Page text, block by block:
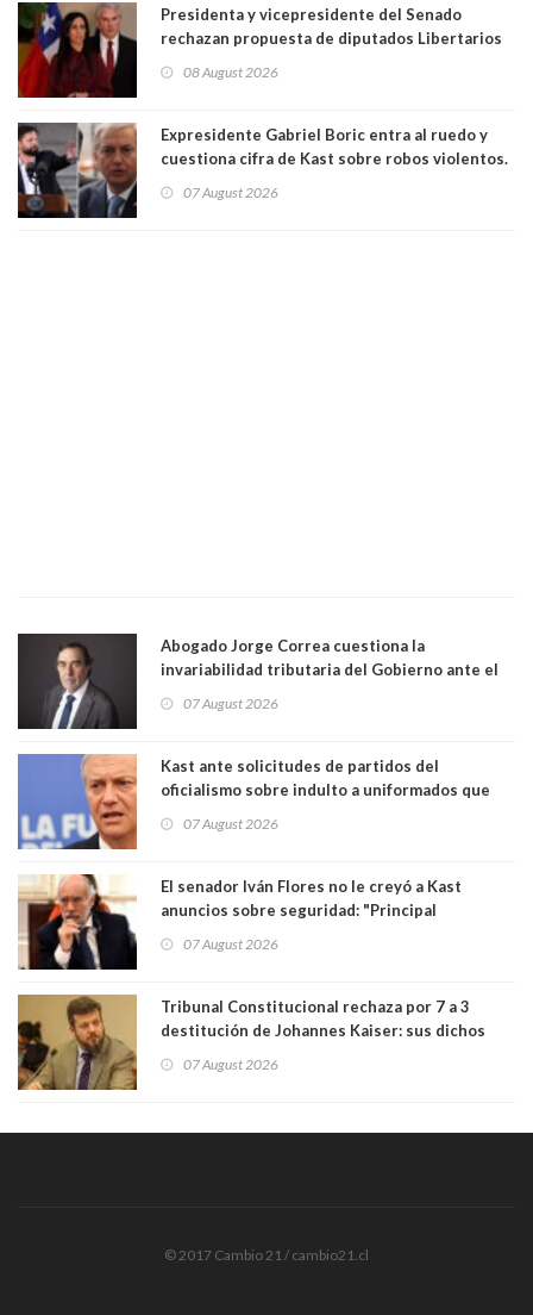
Presidenta y vicepresidente del Senado
rechazan propuesta de diputados Libertarios
"Constituye un camino equivocado"
08 August 2026
Expresidente Gabriel Boric entra al ruedo y
cuestiona cifra de Kast sobre robos violentos.
07 August 2026
Abogado Jorge Correa cuestiona la
invariabilidad tributaria del Gobierno ante el
democracia” y "defendemos la alternancia en el
07 August 2026
Kast ante solicitudes de partidos del
oficialismo sobre indulto a uniformados que
07 August 2026
El senador Iván Flores no le creyó a Kast
anuncios sobre seguridad: "Principal
perseguir ruta del dinero y levantar secreto
07 August 2026
Tribunal Constitucional rechaza por 7 a 3
destitución de Johannes Kaiser: sus dichos
justicia constitucional porque no es diputado
07 August 2026
© 2017 Cambio 21 / cambio21.cl